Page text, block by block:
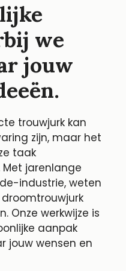
we
jouw
trouwjurk kan
zijn, maar het
taak
Met jarenlange
industrie, weten
Onze werkwijze is
aanpak
jouw wensen en